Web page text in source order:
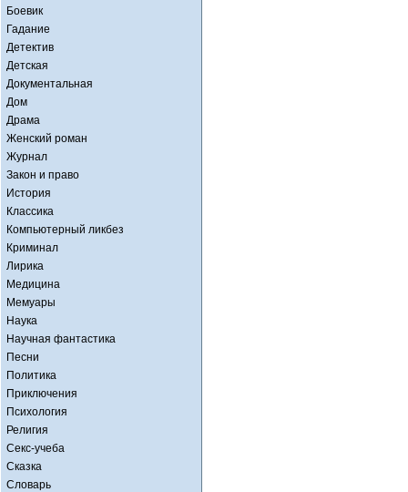
Боевик
Гадание
Детектив
Детская
Документальная
Дом
Драма
Женский роман
Журнал
Закон и право
История
Классика
Компьютерный ликбез
Криминал
Лирика
Медицина
Мемуары
Наука
Научная фантастика
Песни
Политика
Приключения
Психология
Религия
Секс-учеба
Сказка
Словарь